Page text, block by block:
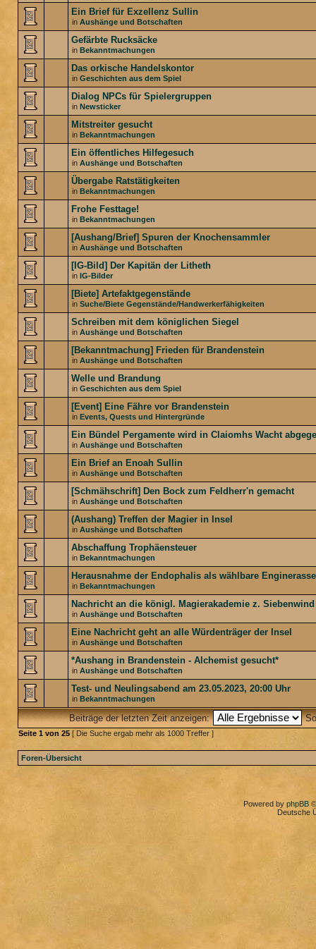
Ein Brief für Exzellenz Sullin
in Aushänge und Botschaften
Gefärbte Rucksäcke
in Bekanntmachungen
Das orkische Handelskontor
in Geschichten aus dem Spiel
Dialog NPCs für Spielergruppen
in Newsticker
Mitstreiter gesucht
in Bekanntmachungen
Ein öffentliches Hilfegesuch
in Aushänge und Botschaften
Übergabe Ratstätigkeiten
in Bekanntmachungen
Frohe Festtage!
in Bekanntmachungen
[Aushang/Brief] Spuren der Knochensammler
in Aushänge und Botschaften
[IG-Bild] Der Kapitän der Litheth
in IG-Bilder
[Biete] Artefaktgegenstände
in Suche/Biete Gegenstände/Handwerkerfähigkeiten
Schreiben mit dem königlichen Siegel
in Aushänge und Botschaften
[Bekanntmachung] Frieden für Brandenstein
in Aushänge und Botschaften
Welle und Brandung
in Geschichten aus dem Spiel
[Event] Eine Fähre vor Brandenstein
in Events, Quests und Hintergründe
Ein Bündel Pergamente wird in Claiomhs Wacht
in Aushänge und Botschaften
Ein Brief an Enoah Sullin
in Aushänge und Botschaften
[Schmähschrift] Den Bock zum Feldherr'n gemacht
in Aushänge und Botschaften
(Aushang) Treffen der Magier in Insel
in Aushänge und Botschaften
Abschaffung Trophäensteuer
in Bekanntmachungen
Herausnahme der Endophalis als wählbare Enginerasse
in Bekanntmachungen
Nachricht an die königl. Magierakademie z. Siebenwind
in Aushänge und Botschaften
Eine Nachricht geht an alle Würdenträger der Insel
in Aushänge und Botschaften
*Aushang in Brandenstein - Alchemist gesucht*
in Aushänge und Botschaften
Test- und Neulingsabend am 23.05.2023, 20:00 Uhr
in Bekanntmachungen
Beiträge der letzten Zeit anzeigen:
Seite 1 von 25 [ Die Suche ergab mehr als 1000 Treffer ]
Foren-Übersicht
Powered by phpBB
Deutsche